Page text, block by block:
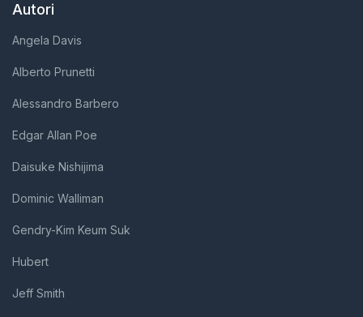
Autori
Angela Davis
Alberto Prunetti
Alessandro Barbero
Edgar Allan Poe
Daisuke Nishijima
Dominic Walliman
Gendry-Kim Keum Suk
Hubert
Jeff Smith